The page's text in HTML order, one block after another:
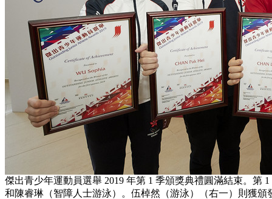
傑出青少年運動員選舉 2019 年第 1 季頒獎典禮圓滿結束。第
和陳睿琳（智障人士游泳）。伍棹然（游泳）（右一）則獲頒